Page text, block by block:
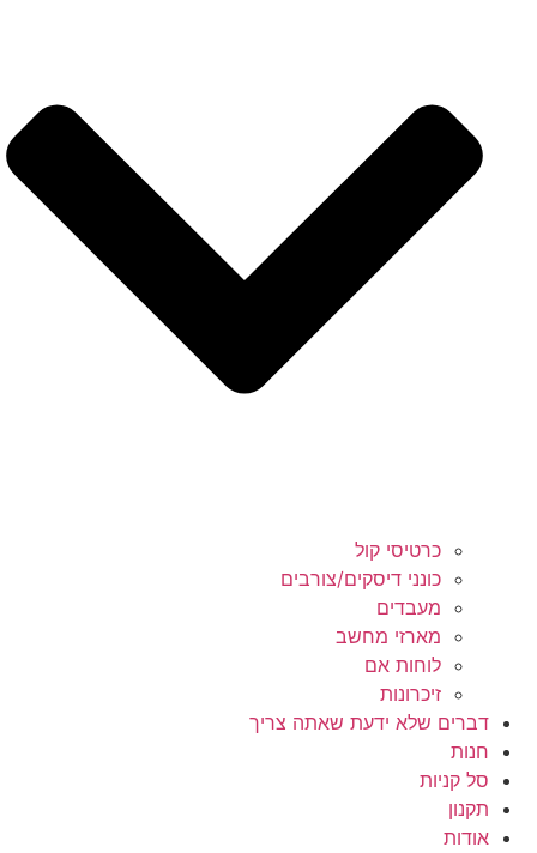
כרטיסי קול
כונני דיסקים/צורבים
מעבדים
מארזי מחשב
לוחות אם
זיכרונות
דברים שלא ידעת שאתה צריך
חנות
סל קניות
תקנון
אודות